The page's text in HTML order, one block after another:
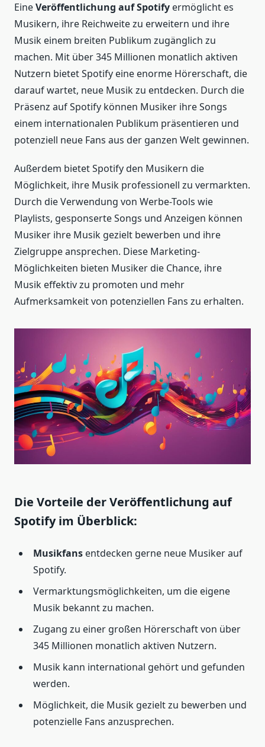
EineVeröffentlichung auf Spotify ermöglicht es
Musikern, ihre Reichweite zu erweitern und ihre
Musik einem breiten Publikum zugänglich zu
machen. Mit über 345 Millionen monatlich aktiven
Nutzern bietet Spotify eine enorme Hörerschaft, die
darauf wartet, neue Musik zu entdecken. Durch die
Präsenz auf Spotify können Musiker ihre Songs
einem internationalen Publikum präsentieren und
potenziell neue Fans aus der ganzen Welt gewinnen.
Außerdem bietet Spotify den Musikern die
Möglichkeit, ihre Musik professionell zu vermarkten.
Durch die Verwendung von Werbe-Tools wie
Playlists, gesponserte Songs und Anzeigen können
Musiker ihre Musik gezielt bewerben und ihre
Zielgruppe ansprechen. Diese Marketing-
Möglichkeiten bieten Musiker die Chance, ihre
Musik effektiv zu promoten und mehr
Aufmerksamkeit von potenziellen Fans zu erhalten.
Die Vorteile der Veröffentlichung auf
Spotify im Überblick:
Musikfans entdecken gerne neue Musiker auf
Spotify.
Vermarktungsmöglichkeiten, um die eigene
Musik bekannt zu machen.
Zugang zu einer großen Hörerschaft von über
345 Millionen monatlich aktiven Nutzern.
Musik kann international gehört und gefunden
werden.
Möglichkeit, die Musik gezielt zu bewerben und
potenzielle Fans anzusprechen.